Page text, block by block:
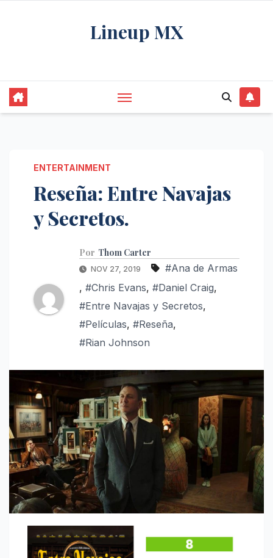
Lineup MX
ENTERTAINMENT
Reseña: Entre Navajas
y Secretos.
Por Thom Carter
NOV 27, 2019
#Ana de Armas
, #Chris Evans, #Daniel Craig,
#Entre Navajas y Secretos,
#Películas, #Reseña,
#Rian Johnson